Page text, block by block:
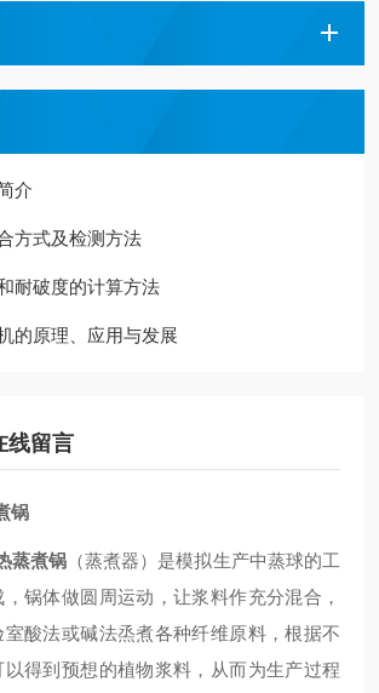
介
方式及检测方法
耐破度的计算方法
的原理、应用与发展
线留言
锅
蒸煮锅（蒸煮器）是模拟生产中蒸球的工
锅体做圆周运动，让浆料作充分混合，
酸法或碱法烝煮各种纤维原料，根据不
得到预想的植物浆料，从而为生产过程